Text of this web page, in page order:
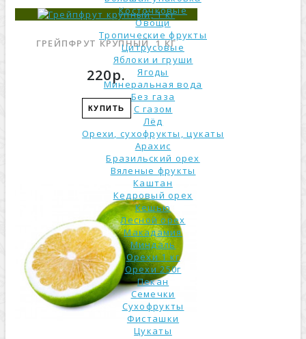
Косточковые
Овощи
Тропические фрукты
Цитрусовые
Яблоки и груши
Ягоды
Минеральная вода
Без газа
С газом
Лёд
Орехи, сухофрукты, цукаты
Арахис
Бразильский орех
Вяленые фрукты
Каштан
Кедровый орех
Кешью
Лесной орех
Макадамия
Миндаль
Орехи 1 кг
Орехи 250г
Пекан
Семечки
Сухофрукты
Фисташки
Цукаты
ГРЕЙПФРУТ КРУПНЫЙ, 1 КГ
220р.
КУПИТЬ